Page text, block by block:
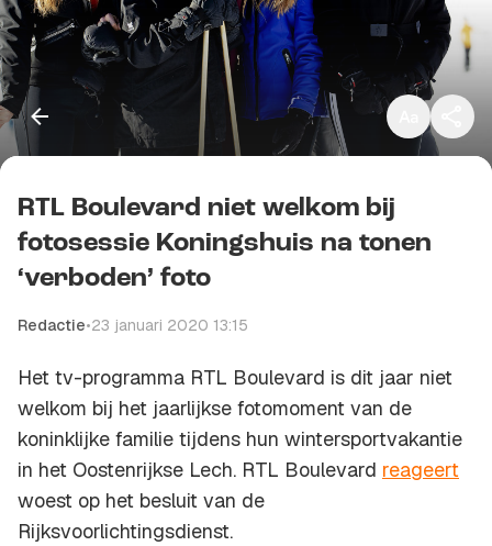
Klein
Standaard
Kopieer link
RTL Boulevard niet welkom bij
fotosessie Koningshuis na tonen
‘verboden’ foto
Redactie•23 januari 2020 13:15
Het tv-programma RTL Boulevard is dit jaar niet
welkom bij het jaarlijkse fotomoment van de
koninklijke familie tijdens hun wintersportvakantie
in het Oostenrijkse Lech. RTL Boulevard reageert
woest op het besluit van de
Rijksvoorlichtingsdienst.